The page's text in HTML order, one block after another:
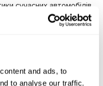
and ads, to
to analyse our traffic.
сучасних автомобілів.
датчиків
датчиків у реальному
їхніх показників і